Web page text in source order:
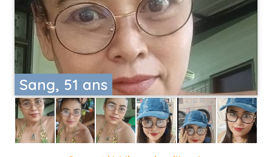
Sang, 51 ans